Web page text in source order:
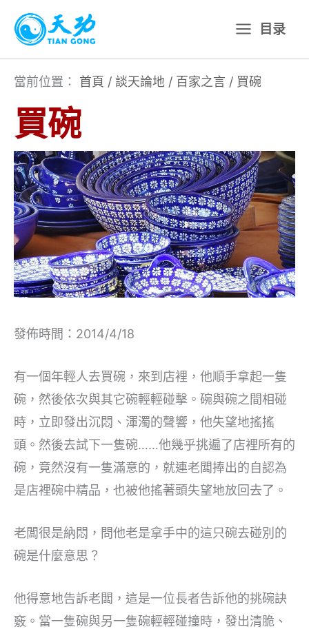
主
目录
當前位置： 首頁 / 談天論地 / 百家之言 / 買碗
買碗
發佈時間：2014/4/18
有一個年輕人去買碗，來到店裡，他順手拿起一隻
碗，然後依次與其它碗輕輕碰擊。碗與碗之間相碰
時，立即發出沉悶、渾濁的聲響，他失望地搖搖
頭。然後去試下一隻碗……他幾乎挑遍了店裡所有的
碗，竟然沒有一隻滿意的，就連老闆捧出的自認為
是店裡碗中精品，也被他搖著頭失望地放回去了。
老闆很是納悶，問他老是拿手中的這只碗去碰別的
碗是什麼意思？
他得意地告訴老闆，這是一位長者告訴他的挑碗訣
竅。當一隻碗與另一隻碗輕輕碰撞時，發出清脆、